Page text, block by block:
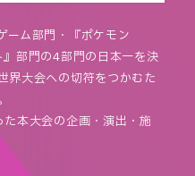
ーム部門・『ポケモン
部門の4部門の日本一を決
界大会への切符をつかむた
本大会の企画・演出・施